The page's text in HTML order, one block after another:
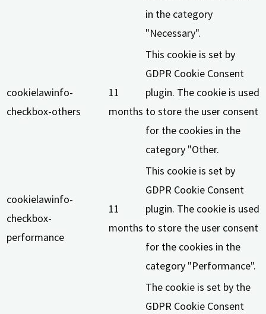
in the category
"Necessary".
cookielawinfo-
checkbox-others
11
months
This cookie is set by
GDPR Cookie Consent
plugin. The cookie is used
to store the user consent
for the cookies in the
category "Other.
cookielawinfo-
checkbox-
performance
11
months
This cookie is set by
GDPR Cookie Consent
plugin. The cookie is used
to store the user consent
for the cookies in the
category "Performance".
The cookie is set by the
GDPR Cookie Consent